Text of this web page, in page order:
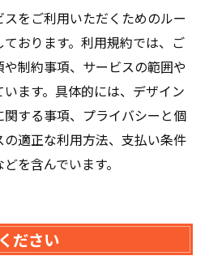
をご利用いただくためのルー
おります。利用規約では、ご
制約事項、サービスの範囲や
ます。具体的には、デザイン
する事項、プライバシーと個
適正な利用方法、支払い条件
を含んでいます。
ださい